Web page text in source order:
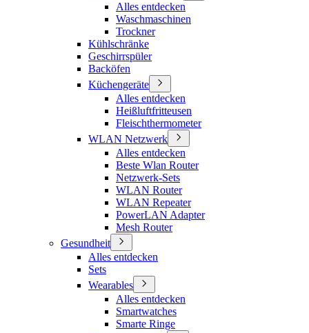
Alles entdecken
Waschmaschinen
Trockner
Kühlschränke
Geschirrspüler
Backöfen
Küchengeräte
Alles entdecken
Heißluftfritteusen
Fleischthermometer
WLAN Netzwerk
Alles entdecken
Beste Wlan Router
Netzwerk-Sets
WLAN Router
WLAN Repeater
PowerLAN Adapter
Mesh Router
Gesundheit
Alles entdecken
Sets
Wearables
Alles entdecken
Smartwatches
Smarte Ringe